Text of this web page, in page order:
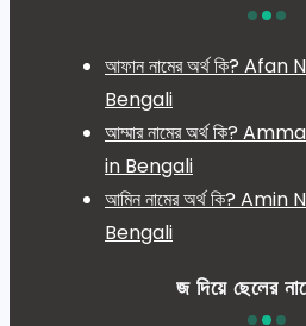
আফান নামের অর্থ কি?
Bengali
আম্মার নামের অর্থ কি?
in Bengali
আমিন নামের অর্থ কি?
Bengali
জ দিয়ে ছেলের